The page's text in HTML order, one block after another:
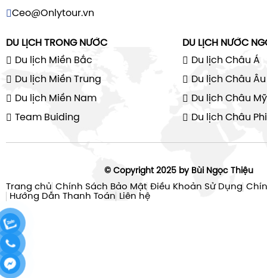
Ceo@Onlytour.vn
DU LỊCH TRONG NƯỚC
Du lịch Miền Bắc
Du lịch Miền Trung
Du lịch Miền Nam
Team Buiding
DU LỊCH NƯỚC
Du lịch Châu Á
Du lịch Châu Âu
Du lịch Châu Mỹ
Du lịch Châu Phi
© Copyright 2025 by Bùi Ngọc Thiệu
Trang chủ Chính Sách Bảo Mật Điều Khoản Sử Dụng
Hướng Dẫn Thanh Toán Liên hệ